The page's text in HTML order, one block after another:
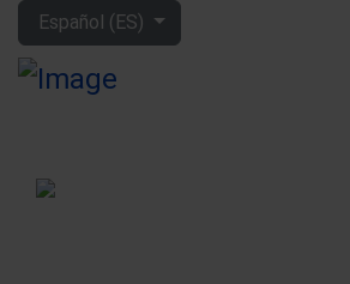
Seleccione su idioma
Español (ES)